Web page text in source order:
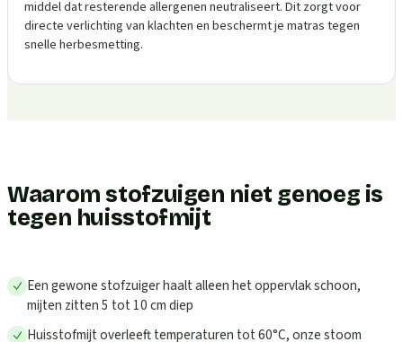
middel dat resterende allergenen neutraliseert. Dit zorgt voor
directe verlichting van klachten en beschermt je matras tegen
snelle herbesmetting.
Waarom stofzuigen niet genoeg is
tegen huisstofmijt
Een gewone stofzuiger haalt alleen het oppervlak schoon,
mijten zitten 5 tot 10 cm diep
Huisstofmijt overleeft temperaturen tot 60°C, onze stoom